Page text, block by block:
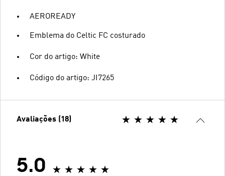
AEROREADY
Emblema do Celtic FC costurado
Cor do artigo: White
Código do artigo: JI7265
Avaliações (18)
5.0